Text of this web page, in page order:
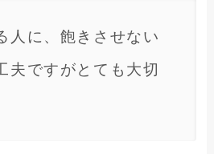
人に、飽きさせない
夫ですがとても大切